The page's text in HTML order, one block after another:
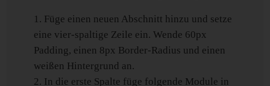
Füge einen neuen Abschnitt hinzu und setze
eine vier-spaltige Zeile ein. Wende 60px
Padding, einen 8px Border-Radius und einen
weißen Hintergrund an.
In die erste Spalte füge folgende Module in